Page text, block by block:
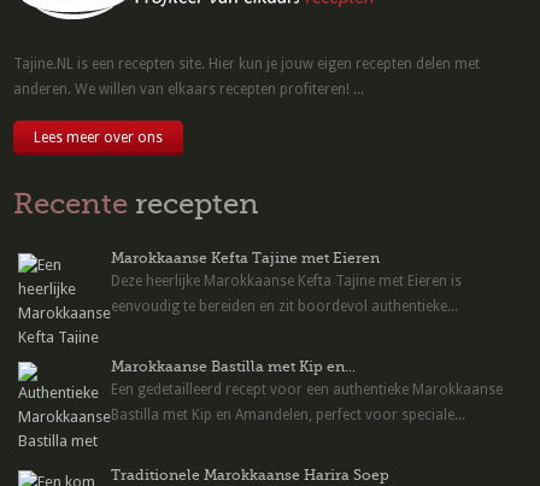
Tajine.NL is een recepten site. Hier kun je jouw eigen recepten delen met
anderen. We willen van elkaars recepten profiteren! ...
Lees meer over ons
Recente recepten
Marokkaanse Kefta Tajine met Eieren
Deze heerlijke Marokkaanse Kefta Tajine met Eieren is
eenvoudig te bereiden en zit boordevol authentieke...
Marokkaanse Bastilla met Kip en...
Een gedetailleerd recept voor een authentieke Marokkaanse
Bastilla met Kip en Amandelen, perfect voor speciale...
Traditionele Marokkaanse Harira Soep